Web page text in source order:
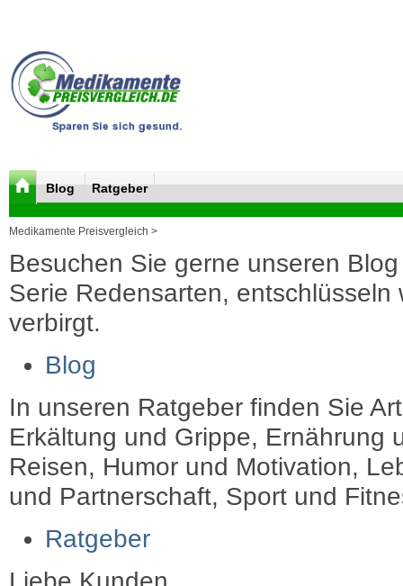
Blog Ratgeber
Medikamente Preisvergleich >
Besuchen Sie gerne unseren
Serie Redensarten, entschlüsseln
verbirgt.
Blog
In unseren Ratgeber finden Sie
Erkältung und Grippe, Ernährung
Reisen, Humor und Motivation,
und Partnerschaft, Sport und
Ratgeber